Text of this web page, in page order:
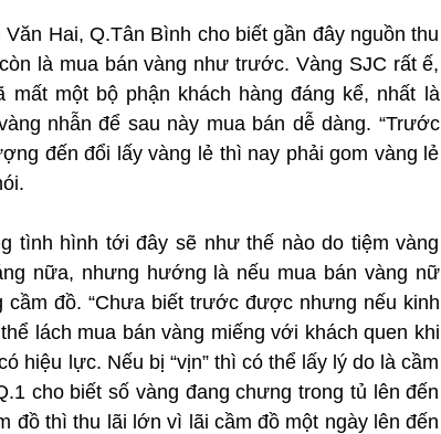
Hai, Q.Tân Bình cho biết gần đây nguồn thu
là mua bán vàng như trước. Vàng SJC rất ế,
một bộ phận khách hàng đáng kể, nhất là
nhẫn để sau này mua bán dễ dàng. “Trước
đến đổi lấy vàng lẻ thì nay phải gom vàng lẻ
tình hình tới đây sẽ như thế nào do tiệm vàng
nữa, nhưng hướng là nếu mua bán vàng nữ
cầm đồ. “Chưa biết trước được nhưng nếu kinh
lách mua bán vàng miếng với khách quen khi
hiệu lực. Nếu bị “vịn” thì có thể lấy lý do là cầm
cho biết số vàng đang chưng trong tủ lên đến
đồ thì thu lãi lớn vì lãi cầm đồ một ngày lên đến